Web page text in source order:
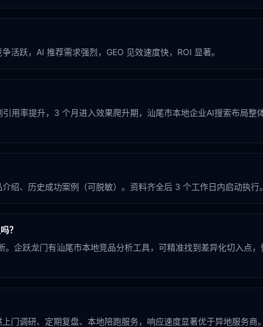
活跃，AI 推荐需求强烈，GEO 见效速度快，ROI 显著。
用率提升，3 个月进入效果爬升期，汕尾市本地企业AI搜索布局整
绍、历史成功案例（可脱敏）。资料齐全后 3 个工作日内启动执行。
？
。企跃龙门有汕尾市本地竞品分析工具，可精准找到差异化切入点，
门调研、定期复盘、本地陪跑服务，响应速度显著优于异地服务商。